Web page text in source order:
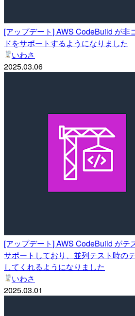
[アップデート] AWS CodeBuild が非
ドをサポートするようになりました
いわさ
2025.03.06
[アップデート] AWS CodeBuild がテ
サポートしており、並列テスト時の
してくれるようになりました
いわさ
2025.03.01